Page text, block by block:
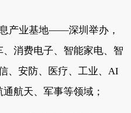
产业基地——深圳举办，
消费电子、智能家电、智
、安防、医疗、工业、AI
航天、军事等领域；